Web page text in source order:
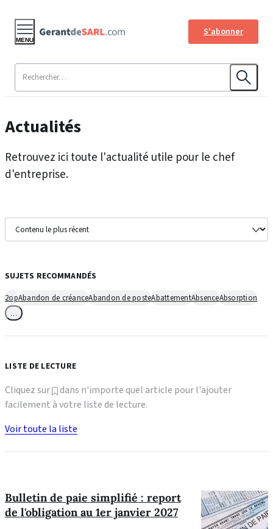
S'abonner
MENU
Actualités
Retrouvez ici toute l'actualité utile pour le chef
d'entreprise.
Bulletin de paie simplifié : report
de l'obligation au 1er janvier 2027
SUJETS RECOMMANDÉS
2opAbandon de créanceAbandon de posteAbattementAbsenceAbsorption
LISTE DE LECTURE
Cliquez sur
dans n'importe quel article pour l'ajouter
facilement à votre liste de lecture.
Voir toute la liste